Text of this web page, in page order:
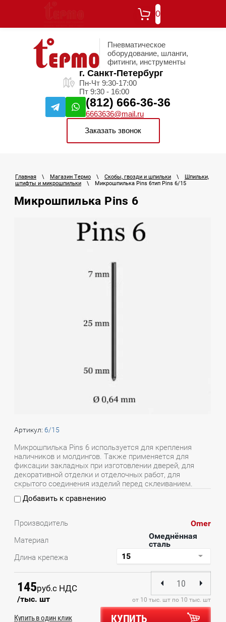
0
Пневматическое
оборудование, шланги,
фитинги, инструменты
г. Санкт-Петербург
Пн-Чт 9:30-17:00
Пт 9:30 - 16:00
(812) 666-36-36
6663636@mail.ru
Заказать звонок
Главная \ Магазин Термо \ Скобы, гвозди и шпильки \
Шпильки,
штифты и микрошпильки
\ Микрошпилька Pins 6тип Pins 6/15
Микрошпилька Pins 6
Артикул: 6/15
Микрошпилька Pins 6 используется для крепления
наличников и молдингов. Также применяется для
фиксации закладных при изготовлении дверей, для
декоративной отделки и отделочных работ, для
скрытого соединения изделий перед склеиванием.
Добавить к сравнению
Производитель Omer
Материал
Омеднённая
сталь
Длина крепежа
145руб.с НДС
/тыс. шт от 10 тыс. шт по 10 тыс. шт
КУПИТЬ
Купить в один клик